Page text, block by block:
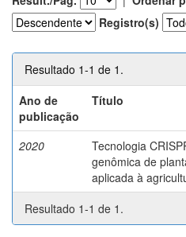
Registro(s)
Resultado 1-1 de 1.
Ano de
publicação
Título
2020
Tecnologia
genômica de
aplicada à
Resultado 1-1 de 1.